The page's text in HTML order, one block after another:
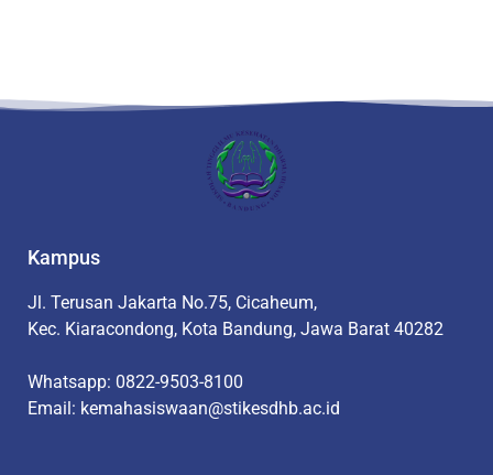
Kampus
Jl. Terusan Jakarta No.75, Cicaheum,
Kec. Kiaracondong, Kota Bandung, Jawa Barat 40282
Whatsapp: 0822-9503-8100
Email: kemahasiswaan@stikesdhb.ac.id